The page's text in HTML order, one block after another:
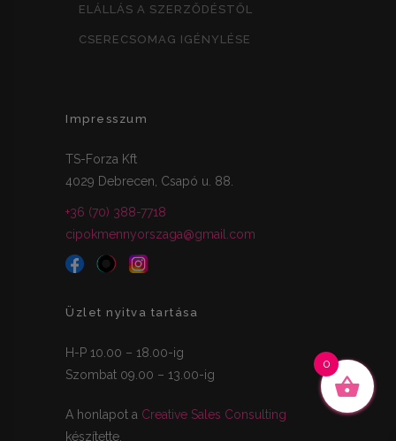
ELÁLLÁS A SZERZŐDÉSTŐL
CSERECSOMAG IGÉNYLÉSE
Impresszum
TS-Forza Kft
4029 Debrecen, Csapó u. 88.
+36 (70) 388-7718
cipokmennyorszaga@gmail.com
Üzlet nyitva tartása
H-P 10.00 – 18.00-ig
Szombat 09.00 – 13.00-ig
A honlapot a Creative Sales Consulting
készítette.
0